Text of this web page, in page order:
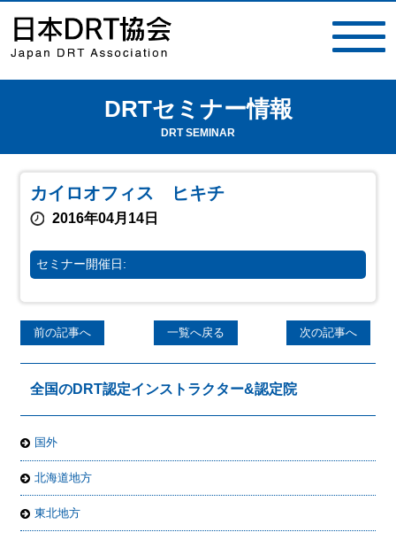
DRTセミナー情報
DRT SEMINAR
カイロオフィス ヒキチ
2016年04月14日
セミナー開催日:
前の記事へ 一覧へ戻る 次の記事へ
全国のDRT認定インストラクター&認定院
国外
北海道地方
東北地方